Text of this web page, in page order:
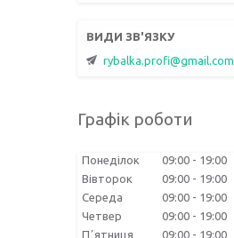
rybalka.profi@gmail.com
Графік роботи
Понеділок 09:00
19:00
Вівторок
09:00
19:00
Середа
09:00
19:00
Четвер
09:00
19:00
Пʼятниця
09:00
19:00